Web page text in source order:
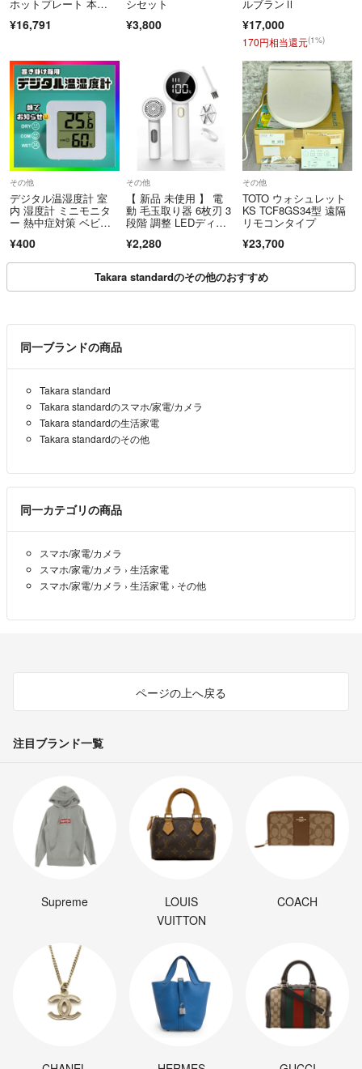
ホットプレート 本
¥16,791
シセット
¥3,800
ルブランⅡ
¥17,000
170円相当還元(1%)
その他
デジタル温湿度計 室
内 湿度計 ミニモニタ
ー 熱中症対策 ベビー
¥400
その他
【 新品 未使用 】 電
動 毛玉取り器 6枚刃 3
段階 調整 LEDディス
¥2,280
その他
TOTO ウォシュレット
KS TCF8GS34型 遠隔
リモコンタイプ
¥23,700
Takara standardのその他のおすすめ
同一ブランドの商品
Takara standard
Takara standardのスマホ/家電/カメラ
Takara standardの生活家電
Takara standardのその他
同一カテゴリの商品
スマホ/家電/カメラ
スマホ/家電/カメラ › 生活家電
スマホ/家電/カメラ › 生活家電 › その他
ページの上へ戻る
注目ブランド一覧
Supreme
LOUIS
VUITTON
COACH